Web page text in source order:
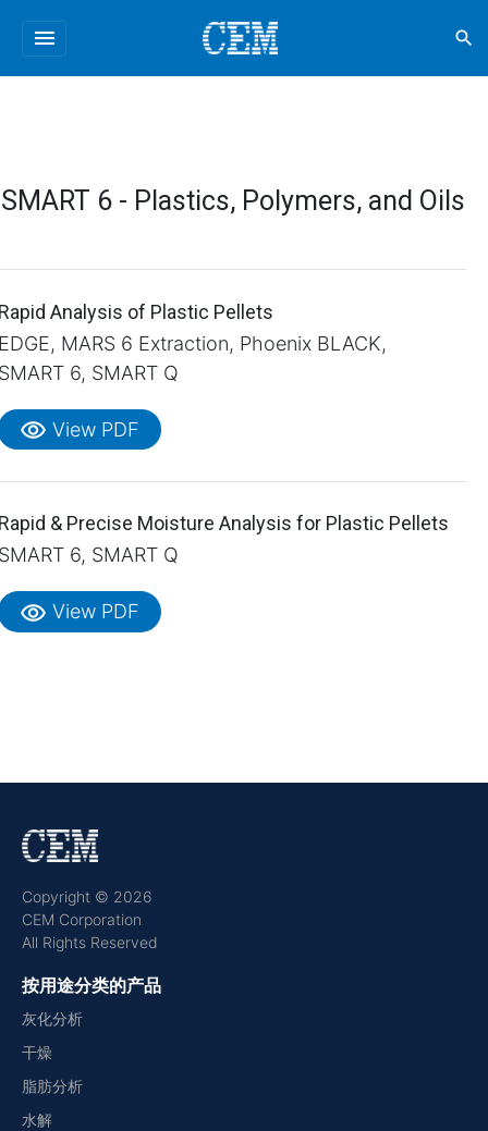
menu search
SMART 6 - Plastics, Polymers, and Oils
Analysis of Plastic Pellets
MARS 6 Extraction, Phoenix BLACK,
6, SMART Q
visibility View PDF
& Precise Moisture Analysis for Plastic Pellets
6, SMART Q
visibility View PDF
Copyright © 2026
CEM Corporation
All Rights Reserved
按用途分类的产品
灰化分析
干燥
脂肪分析
水解